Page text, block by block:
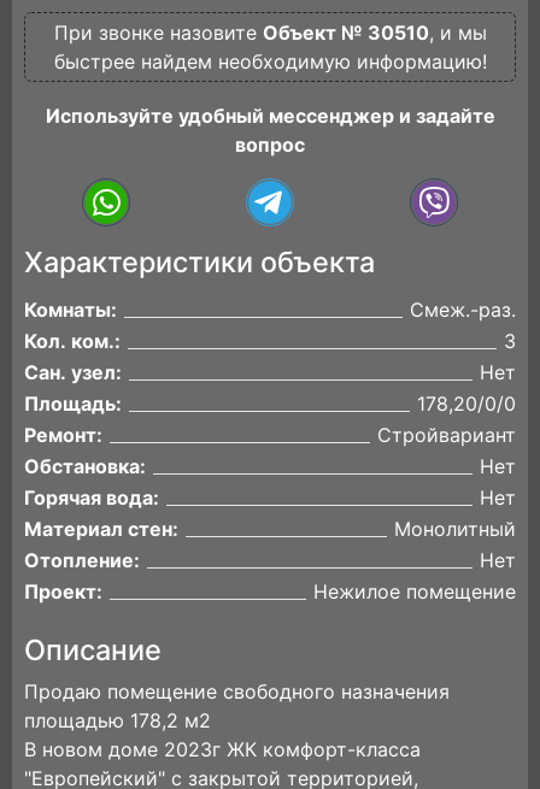
При звонке назовите Объект № 30510, и мы
быстрее найдем необходимую информацию!
Используйте удобный мессенджер и задайте
вопрос
Характеристики объекта
Комнаты:
Смеж.-раз.
Кол. ком.:
3
Сан. узел:
Нет
Площадь:
178,20/0/0
Ремонт:
Стройвариант
Обстановка:
Нет
Горячая вода:
Нет
Материал стен:
Монолитный
Отопление:
Нет
Проект:
Нежилое помещение
Описание
Продаю помещение свободного назначения
площадью 178,2 м2
В новом доме 2023г ЖК комфорт-класса
"Европейский" с закрытой территорией,